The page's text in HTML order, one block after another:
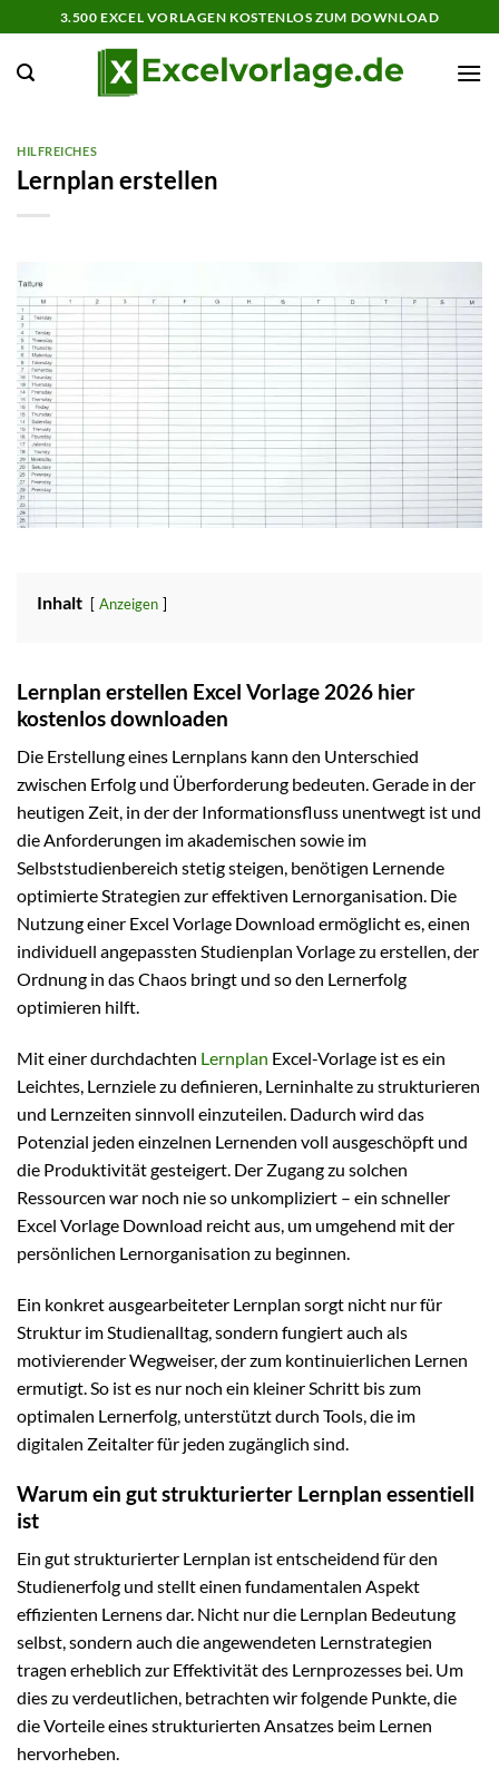
Inhalt
springen
3.500 EXCEL VORLAGEN KOSTENLOS ZUM DOWNLOAD
HILFREICHES
Lernplan erstellen
Inhalt Anzeigen
Lernplan erstellen Excel Vorlage 2026 hier
kostenlos downloaden
Die Erstellung eines Lernplans kann den Unterschied
zwischen Erfolg und Überforderung bedeuten. Gerade in der
heutigen Zeit, in der der Informationsfluss unentwegt ist und
die Anforderungen im akademischen sowie im
Selbststudienbereich stetig steigen, benötigen Lernende
optimierte Strategien zur effektiven Lernorganisation. Die
Nutzung einer Excel Vorlage Download ermöglicht es, einen
individuell angepassten Studienplan Vorlage zu erstellen, der
Ordnung in das Chaos bringt und so den Lernerfolg
optimieren hilft.
Mit einer durchdachten Lernplan Excel-Vorlage ist es ein
Leichtes, Lernziele zu definieren, Lerninhalte zu strukturieren
und Lernzeiten sinnvoll einzuteilen. Dadurch wird das
Potenzial jeden einzelnen Lernenden voll ausgeschöpft und
die Produktivität gesteigert. Der Zugang zu solchen
Ressourcen war noch nie so unkompliziert – ein schneller
Excel Vorlage Download reicht aus, um umgehend mit der
persönlichen Lernorganisation zu beginnen.
Ein konkret ausgearbeiteter Lernplan sorgt nicht nur für
Struktur im Studienalltag, sondern fungiert auch als
motivierender Wegweiser, der zum kontinuierlichen Lernen
ermutigt. So ist es nur noch ein kleiner Schritt bis zum
optimalen Lernerfolg, unterstützt durch Tools, die im
digitalen Zeitalter für jeden zugänglich sind.
Warum ein gut strukturierter Lernplan essentiell
ist
Ein gut strukturierter Lernplan ist entscheidend für den
Studienerfolg und stellt einen fundamentalen Aspekt
effizienten Lernens dar. Nicht nur die Lernplan Bedeutung
selbst, sondern auch die angewendeten Lernstrategien
tragen erheblich zur Effektivität des Lernprozesses bei. Um
dies zu verdeutlichen, betrachten wir folgende Punkte, die
die Vorteile eines strukturierten Ansatzes beim Lernen
hervorheben.